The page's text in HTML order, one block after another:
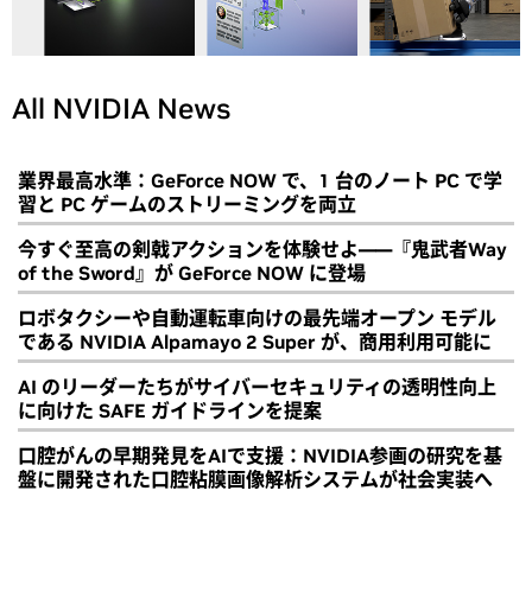
All NVIDIA News
業界最高水準：GeForce NOW で、1 台のノート PC で学
習と PC ゲームのストリーミングを両立
今すぐ至高の剣戟アクションを体験せよ――『鬼武者Way
of the Sword』が GeForce NOW に登場
ロボタクシーや自動運転車向けの最先端オープン モデル
である NVIDIA Alpamayo 2 Super が、商用利用可能に
AI のリーダーたちがサイバーセキュリティの透明性向上
に向けた SAFE ガイドラインを提案
口腔がんの早期発見をAIで支援：NVIDIA参画の研究を基
盤に開発された口腔粘膜画像解析システムが社会実装へ